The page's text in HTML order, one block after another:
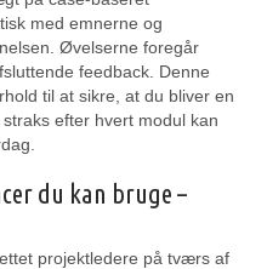
med emnerne og
Øvelserne foregår
feedback. Denne
til at sikre, at du bliver en
efter hvert modul kan
du kan bruge –
projektledere på tværs af